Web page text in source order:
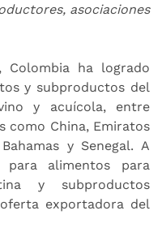
asociaciones
ha logrado
y subproductos del
y acuícola, entre
como China, Emiratos
y Senegal. A
alimentos para
y subproductos
exportadora del